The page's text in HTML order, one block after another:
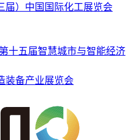
届）中国国际化工展览会
十五届智慧城市与智能经济
装备产业展览会